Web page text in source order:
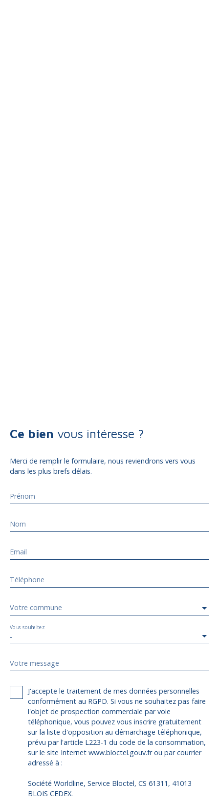
Ce bien vous intéresse ?
Merci de remplir le formulaire, nous reviendrons vers vous
dans les plus brefs délais.
Prénom
Nom
Email
Téléphone
Votre commune
-
Vous souhaitez
Votre message
J'accepte le traitement de mes données personnelles
conformément au RGPD. Si vous ne souhaitez pas faire
l'objet de prospection commerciale par voie
téléphonique, vous pouvez vous inscrire gratuitement
sur la liste d'opposition au démarchage téléphonique,
prévu par l'article L223-1 du code de la consommation,
sur le site Internet www.bloctel.gouv.fr ou par courrier
adressé à :
Société Worldline, Service Bloctel, CS 61311, 41013
BLOIS CEDEX.